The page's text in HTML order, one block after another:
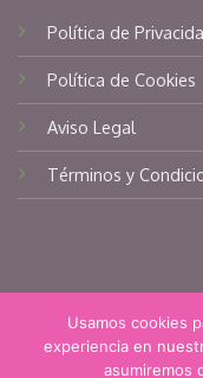
Política de
Política de Cookies
Aviso Legal
Términos y
Usamos cookies
experiencia en
asumiremos